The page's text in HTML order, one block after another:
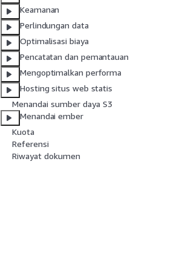
Keamanan
Perlindungan data
Optimalisasi biaya
Pencatatan dan pemantauan
Mengoptimalkan performa
Hosting situs web statis
Menandai sumber daya S3
Menandai ember
Kuota
Referensi
Riwayat dokumen